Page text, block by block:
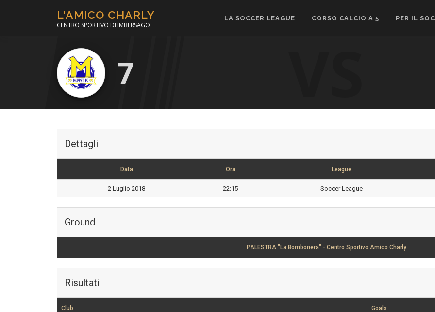
L'AMICO CHARLY
CENTRO SPORTIVO DI IMBERSAGO
LA SOCCER LEAGUE CORSO CALCIO A 5 PER IL
7
Dettagli
Data Ora League
2 Luglio 2018 22:15 Soccer League
Ground
PALESTRA "La Bombonera" - Centro Sportivo Amico Charly
Risultati
Club Goals